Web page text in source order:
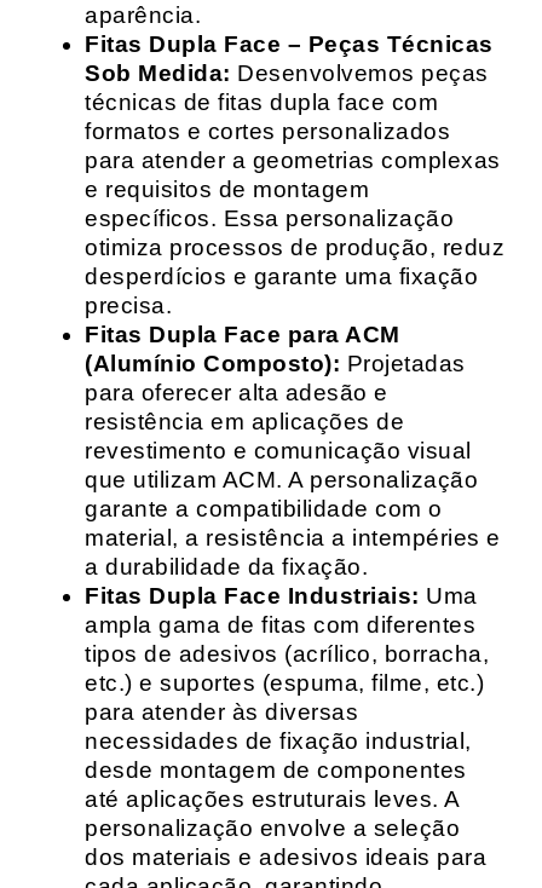
aparência.
Fitas Dupla Face – Peças Técnicas
Sob Medida: Desenvolvemos peças
técnicas de fitas dupla face com
formatos e cortes personalizados
para atender a geometrias complexas
e requisitos de montagem
específicos. Essa personalização
otimiza processos de produção, reduz
desperdícios e garante uma fixação
precisa.
Fitas Dupla Face para ACM
(Alumínio Composto): Projetadas
para oferecer alta adesão e
resistência em aplicações de
revestimento e comunicação visual
que utilizam ACM. A personalização
garante a compatibilidade com o
material, a resistência a intempéries e
a durabilidade da fixação.
Fitas Dupla Face Industriais: Uma
ampla gama de fitas com diferentes
tipos de adesivos (acrílico, borracha,
etc.) e suportes (espuma, filme, etc.)
para atender às diversas
necessidades de fixação industrial,
desde montagem de componentes
até aplicações estruturais leves. A
personalização envolve a seleção
dos materiais e adesivos ideais para